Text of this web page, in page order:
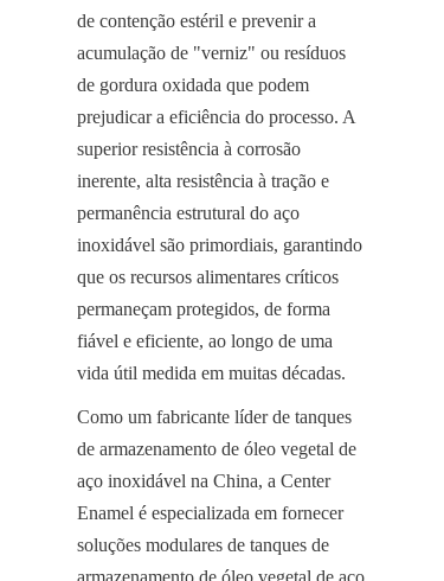
de contenção estéril e prevenir a
acumulação de "verniz" ou resíduos
de gordura oxidada que podem
prejudicar a eficiência do processo. A
superior resistência à corrosão
inerente, alta resistência à tração e
permanência estrutural do aço
inoxidável são primordiais, garantindo
que os recursos alimentares críticos
permaneçam protegidos, de forma
fiável e eficiente, ao longo de uma
vida útil medida em muitas décadas.
Como um fabricante líder de tanques
de armazenamento de óleo vegetal de
aço inoxidável na China, a Center
Enamel é especializada em fornecer
soluções modulares de tanques de
armazenamento de óleo vegetal de aço